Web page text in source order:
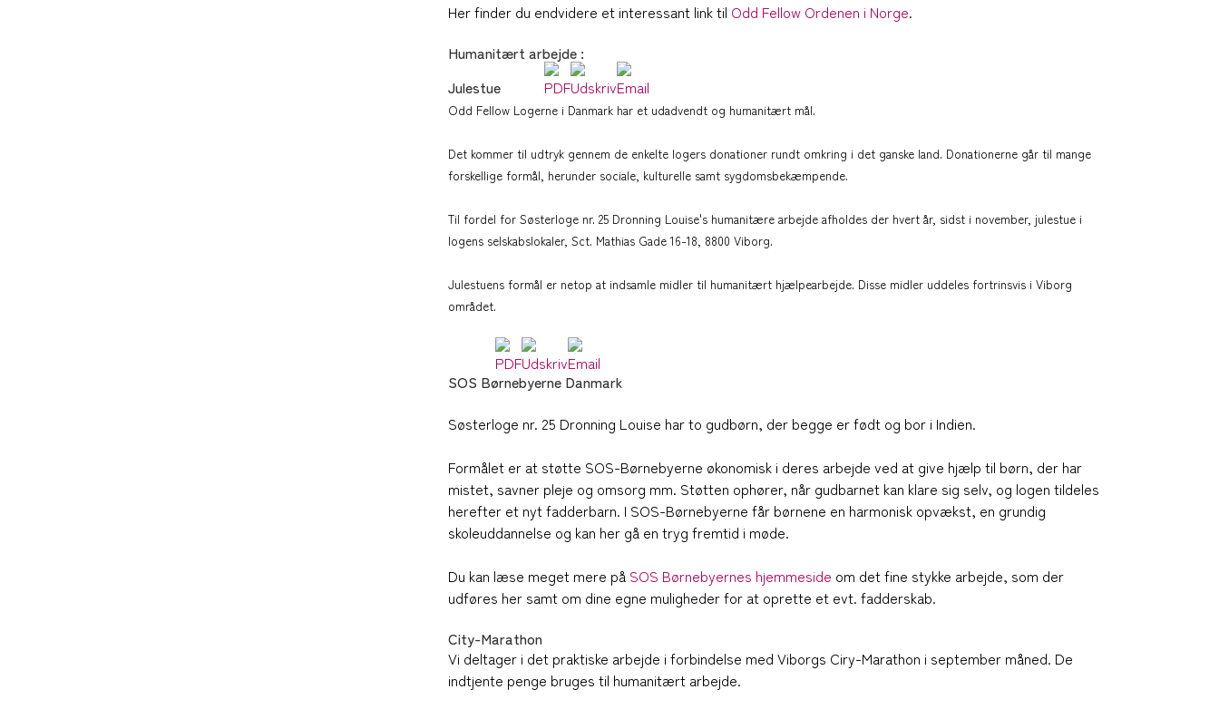
Her finder du endvidere et interessant link til Odd Fellow Ordenen i Norge.
Humanitært arbejde :
Julestue
Odd Fellow Logerne i Danmark har et udadvendt og humanitært mål.
Det kommer til udtryk gennem de enkelte logers donationer rundt omkring i det ganske land. Donationerne går til mange
forskellige formål, herunder sociale, kulturelle samt sygdomsbekæmpende.
Til fordel for Søsterloge nr. 25 Dronning Louise's humanitære arbejde afholdes der hvert år, sidst i november, julestue i
logens selskabslokaler, Sct. Mathias Gade 16-18, 8800 Viborg.
Julestuens formål er netop at indsamle midler til humanitært hjælpearbejde. Disse midler uddeles fortrinsvis i Viborg
området.
SOS Børnebyerne Danmark
Søsterloge nr. 25 Dronning Louise har to gudbørn, der begge er født og bor i Indien.
Formålet er at støtte SOS-Børnebyerne økonomisk i deres arbejde ved at give hjælp til børn, der har
mistet, savner pleje og omsorg mm. Støtten ophører, når gudbarnet kan klare sig selv, og logen tildeles
herefter et nyt fadderbarn. I SOS-Børnebyerne får børnene en harmonisk opvækst, en grundig
skoleuddannelse og kan her gå en tryg fremtid i møde.
Du kan læse meget mere på SOS Børnebyernes hjemmeside om det fine stykke arbejde, som der
udføres her samt om dine egne muligheder for at oprette et evt. fadderskab.
City-Marathon
Vi deltager i det praktiske arbejde i forbindelse med Viborgs Ciry-Marathon i september måned. De
indtjente penge bruges til humanitært arbejde.